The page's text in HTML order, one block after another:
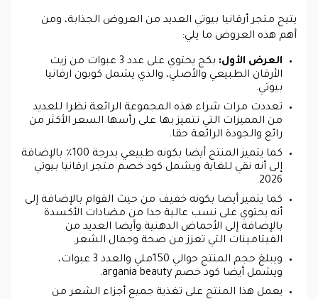
يتيح متجر أرقانيا بيوتي العديد من العروض الجذابة، ومن
أهم هذه العروض ما يلي:
العرض الأول:
بكج يحتوي على عدد 3 عبوات من زيت
الأرقان الطبيعي والأصلي، والذي يشمل كوبون ارقانيا
بيوتي.
تعددت مرات شراء هذه المجموعة الرائعة نظرا للعديد
من المميزات التي تتميز بها على رأسها السعر الأكثر من
رائع والجودة الرائعة حقا.
كما يتميز المنتج أيضا بكونه طبيعي بدرجة 100٪ بالإضافة
إلى أنه نقي للغاية ويشمل كود خصم متجر ارقانيا بيوتي
2026.
كما يتميز أيضا بكونه خفيف من حيث القوام بالإضافة إلى
أنه يحتوي على نسب عالية جدا من مضادات الأكسدة
بالإضافة إلى الأحماض الدهنية وأيضا العديد من
الفيتامينات التي تعزز من صحة وجمال الشعر.
ويبلغ حجم المنتج حوالي 150ملي والعدد 3 عبوات،
ويشمل أيضا كود خصم argania beauty.
يعمل هذا المنتج على تغذية جميع أجزاء الشعر من